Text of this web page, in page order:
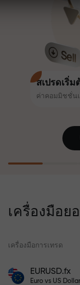
สเปรดเริ่
ค่าคอมมิชชั่น
ความเร็ว
ในการเท
Loprais น
โลกของก
สร้างแรง
หมายที่ทะเ
คนสามาร
หรือทริปใ
การขาดทุ
ปกป้อง!
โบนัสสูงสุด
เครื่องมือย
เครื่องมือการเทรด
EURUSD.fx
Euro vs US Dollar